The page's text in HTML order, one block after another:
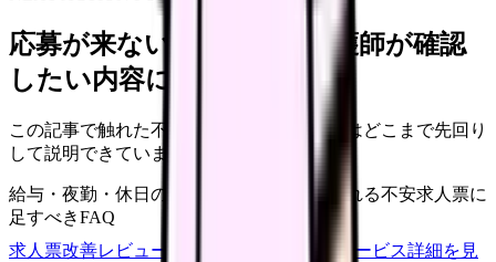
応募が来ない求人票を、看護師が確認
したい内容に直せます
この記事で触れた不安を、自院の求人票ではどこまで先回り
して説明できていますか？
給与・夜勤・休日の見せ方 応募前に離脱される不安求人票に
足すべきFAQ
求人票改善レビューの見積もりを依頼
サービス詳細を見